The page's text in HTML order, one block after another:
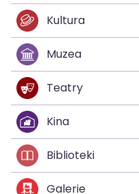
Kultura
Muzea
Teatry
Kina
Biblioteki
Galerie